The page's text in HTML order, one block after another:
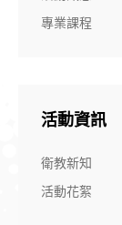
專業課程
活動資訊
衛教新知
活動花絮